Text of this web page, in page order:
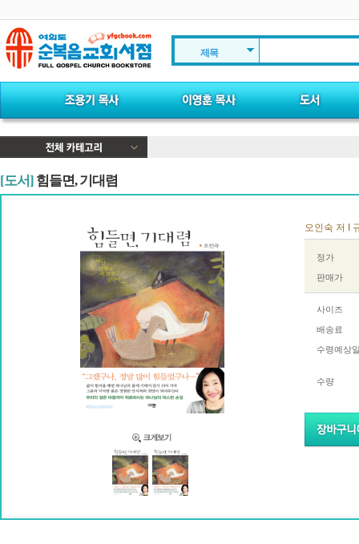
제목
[도서] 힘들면, 기대렴
오인숙 저 I
정가
판매가
사이즈
배송료
수령예상
수량